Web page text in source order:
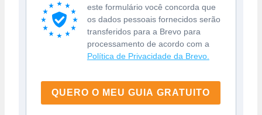
este formulário você concorda que
os dados pessoais fornecidos serão
transferidos para a Brevo para
processamento de acordo com a
Política de Privacidade da Brevo.
QUERO O MEU GUIA GRATUITO